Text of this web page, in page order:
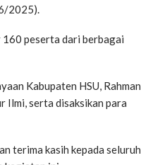
2025).
peserta dari berbagai
Kabupaten HSU, Rahman
Ilmi, serta disaksikan para
terima kasih kepada seluruh